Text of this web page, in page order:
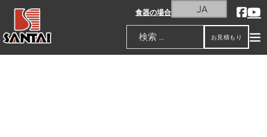
食器の場合 JA
検索
お見積もり